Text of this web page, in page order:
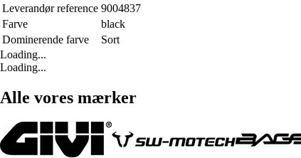
Leverandør reference 9004837
Farve
black
Dominerende farve
Sort
Loading...
Loading...
Alle vores mærker